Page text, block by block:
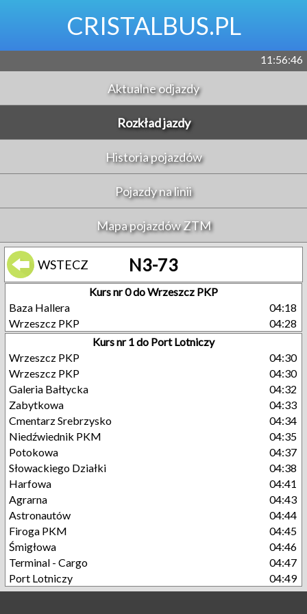
CRISTALBUS.PL
11:56:46
Aktualne odjazdy
Rozkład jazdy
Historia pojazdów
Pojazdy na linii
Mapa pojazdów ZTM
WSTECZ N3-73
Kurs nr 0 do Wrzeszcz PKP
Baza Hallera
04:18
Wrzeszcz PKP
04:28
Kurs nr 1 do Port Lotniczy
Wrzeszcz PKP
04:30
Wrzeszcz PKP
04:30
Galeria Bałtycka
04:32
Zabytkowa
04:33
Cmentarz Srebrzysko
04:34
Niedźwiednik PKM
04:35
Potokowa
04:37
Słowackiego Działki
04:38
Harfowa
04:41
Agrarna
04:43
Astronautów
04:44
Firoga PKM
04:45
Śmigłowa
04:46
Terminal - Cargo
04:47
Port Lotniczy
04:49